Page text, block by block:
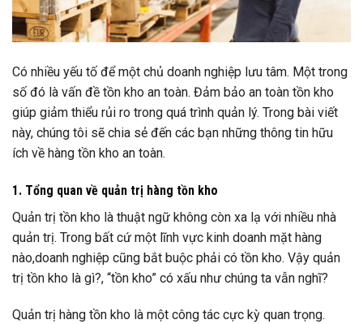
Có nhiều yếu tố để một chủ doanh nghiệp lưu tâm. Một trong
số đó là vấn đề tồn kho an toàn. Đảm bảo an toàn tồn kho
giúp giảm thiểu rủi ro trong quá trình quản lý. Trong bài viết
này, chúng tôi sẽ chia sẻ đến các bạn những thông tin hữu
ích về hàng tồn kho an toàn.
1. Tổng quan về quản trị hàng tồn kho
Quản trị tồn kho là thuật ngữ không còn xa lạ với nhiều nhà
quản trị. Trong bất cứ một lĩnh vực kinh doanh mặt hàng
nào,doanh nghiệp cũng bắt buộc phải có tồn kho. Vậy quản
trị tồn kho là gì?, “tồn kho” có xấu như chúng ta vẫn nghĩ?
Quản trị hàng tồn kho là một công tác cực kỳ quan trọng.